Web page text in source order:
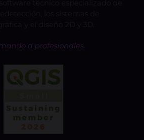
a profesionales.